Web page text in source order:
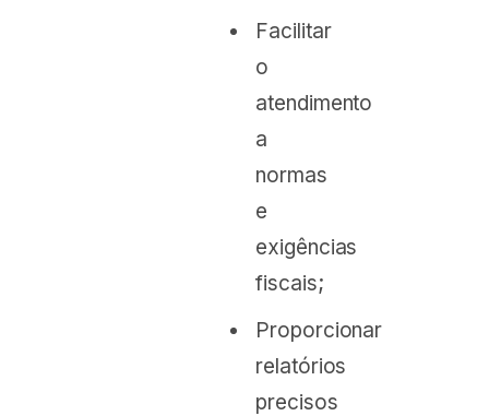
Facilitar
o
atendimento
a
normas
e
exigências
fiscais;
Proporcionar
relatórios
precisos